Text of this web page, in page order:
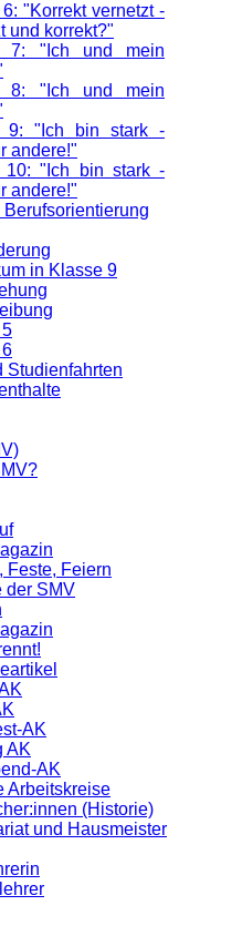
"Korrekt vernetzt -
und korrekt?"
7: "Ich und mein
8: "Ich und mein
9: "Ich bin stark -
andere!"
10: "Ich bin stark -
andere!"
in Klasse 9
Studienfahrten
Feste, Feiern
der SMV
AK
AK
AK
Arbeitskreise
(Historie)
und Hausmeister